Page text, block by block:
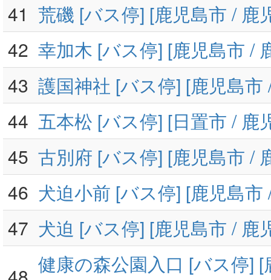
41 荒磯 [バス停] [鹿児島市 / 鹿
42 幸加木 [バス停] [鹿児島市 /
43 護国神社 [バス停] [鹿児島市
44 五本松 [バス停] [日置市 / 鹿
45 古別府 [バス停] [鹿児島市 /
46 犬迫小前 [バス停] [鹿児島市
47 犬迫 [バス停] [鹿児島市 / 鹿
健康の森公園入口 [バス停] [